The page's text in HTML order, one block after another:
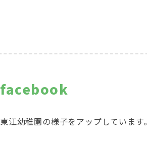
facebook
東江幼稚園の様子をアップしています。